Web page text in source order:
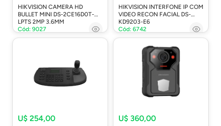
HIKVISION CAMERA HD
BULLET MINI DS-2CE16D0T-
LPTS 2MP 3.6MM
Cód: 9027
HIKVISION INTERFONE IP COM
VIDEO RECON FACIAL DS-
KD9203-E6
Cód: 6742
U$ 254,00 U$ 360,00